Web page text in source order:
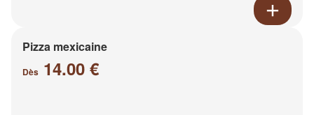
Pizza mexicaine
Dès 14.00 €